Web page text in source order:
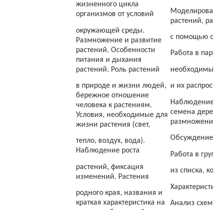
жизненного цикла
организмов от условий
окружающей среды.
Размножение и развитие
растений. Особенности
питания и дыхания
растений. Роль растений
в природе и жизни людей,
бережное отношение
человека к растениям.
Условия, необходимые для
жизни растения (свет,
тепло, воздух, вода).
Наблюдение роста
растений, фиксация
изменений. Растения
родного края, названия и
краткая характеристика на
растений,
с помощью
Работа в
и их
Наблюдение
семена
размножении
Обсуждение
Работа в
из списка,
Анализ схем